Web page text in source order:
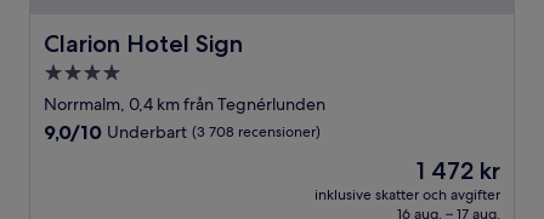
Clarion Hotel Sign
Clarion Hotel Sign
4.0-
stjärnigt
boende
Norrmalm, 0,4 km från Tegnérlunden
9.0
9,0/10 Underbart (3 708 recensioner)
Priset
är
1 472 kr
1 472 kr
inklusive skatter och avgifter
16 aug. – 17 aug.